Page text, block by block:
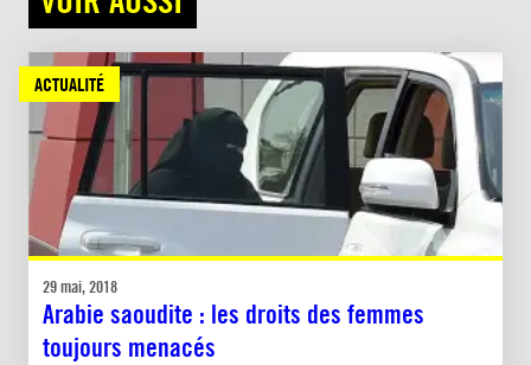
ACTUALITÉ
29 mai, 2018
Arabie saoudite : les droits des femmes
toujours menacés